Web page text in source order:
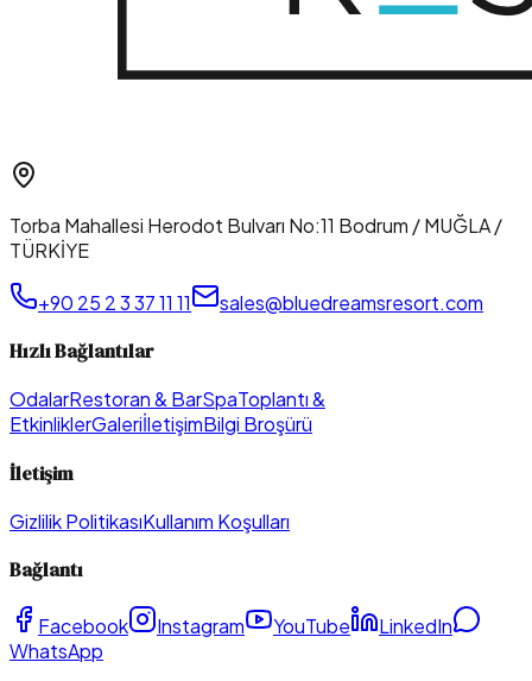
Torba Mahallesi Herodot Bulvarı No:11 Bodrum / MUĞLA /
TÜRKİYE
+90 25 2 3 37 11 11 sales@bluedreamsresort.com
Hızlı Bağlantılar
OdalarRestoran & BarSpaToplantı &
EtkinliklerGaleriİletişimBilgi Broşürü
İletişim
Gizlilik PolitikasıKullanım Koşulları
Bağlantı
Facebook Instagram YouTube
LinkedIn
WhatsApp